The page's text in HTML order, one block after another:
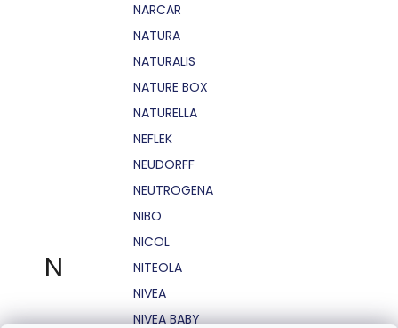
N
NARCAR
NATURA
NATURALIS
NATURE BOX
NATURELLA
NEFLEK
NEUDORFF
NEUTROGENA
NIBO
NICOL
NITEOLA
NIVEA
NIVEA BABY